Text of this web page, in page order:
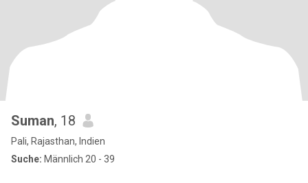
Suman, 18
Pali, Rajasthan, Indien
Suche: Männlich 20 - 39